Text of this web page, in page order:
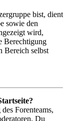
bist, dient
sowie den
wird,
Berechtigung
Bereich selbst
Forenteams,
Du